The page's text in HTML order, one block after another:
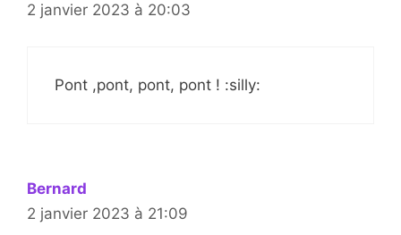
2 janvier 2023 à 20:03
Pont ,pont, pont, pont ! :silly:
Bernard
2 janvier 2023 à 21:09